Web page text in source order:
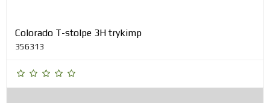
Colorado T-stolpe 3H trykimp
356313